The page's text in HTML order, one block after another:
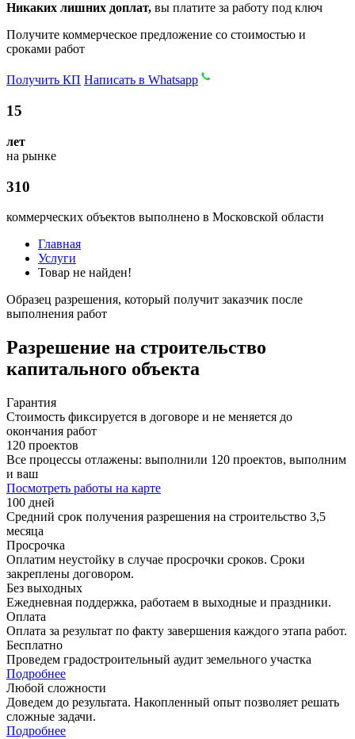
Никаких лишних доплат, вы платите за работу под ключ
Получите коммерческое предложение со стоимостью и
сроками работ
Получить КП Написать в Whatsapp
15
лет
на рынке
310
коммерческих объектов выполнено в Московской области
Главная
Услуги
Товар не найден!
Образец разрешения, который получит заказчик после
выполнения работ
Разрешение на строительство
капитального объекта
Гарантия
Стоимость фиксируется в договоре и не меняется до
окончания работ
120 проектов
Все процессы отлажены: выполнили 120 проектов, выполним
и ваш
Посмотреть работы на карте
100 дней
Средний срок получения разрешения на строительство 3,5
месяца
Просрочка
Оплатим неустойку в случае просрочки сроков. Сроки
закреплены договором.
Без выходных
Ежедневная поддержка, работаем в выходные и праздники.
Оплата
Оплата за результат по факту завершения каждого этапа работ.
Бесплатно
Проведем градостроительный аудит земельного участка
Подробнее
Любой сложности
Доведем до результата. Накопленный опыт позволяет решать
сложные задачи.
Подробнее